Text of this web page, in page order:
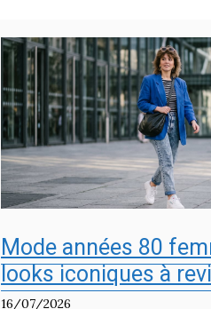
Mode années 80
looks iconiques à
16/07/2026